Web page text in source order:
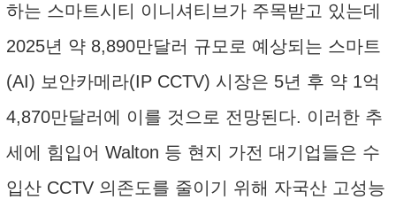
하는 스마트시티 이니셔티브가 주목받고 있는데
2025년 약 8,890만달러 규모로 예상되는 스마트
(AI) 보안카메라(IP CCTV) 시장은 5년 후 약 1억
4,870만달러에 이를 것으로 전망된다. 이러한 추
세에 힘입어 Walton 등 현지 가전 대기업들은 수
입산 CCTV 의존도를 줄이기 위해 자국산 고성능